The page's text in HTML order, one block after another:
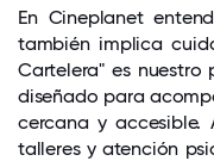
En Cineplanet
también implica
Cartelera" es nuestro
diseñado para
cercana y accesible.
talleres y atención